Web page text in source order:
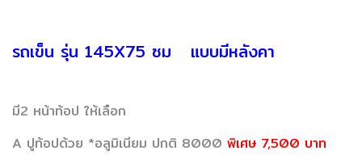
รถเข็น รุ่น 145X75 ซม แบบมีหลังคา
มี2 หน้าท้อป ให้เลือก
A ปูท้อปด้วย *อลูมิเนียม ปกติ 8000 พิเศษ 7,500 บาท